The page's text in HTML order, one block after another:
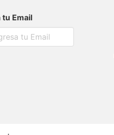
tu Email